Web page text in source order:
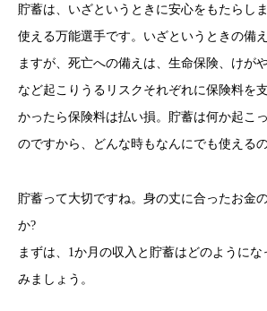
貯蓄は、いざというときに安心をもたらし
使える万能選手です。いざというときの備
ますが、死亡への備えは、生命保険、けが
など起こりうるリスクそれぞれに保険料を
かったら保険料は払い損。貯蓄は何か起こ
のですから、どんな時もなんにでも使えるの
貯蓄って大切ですね。身の丈に合ったお金
か?
まずは、1か月の収入と貯蓄はどのように
みましょう。